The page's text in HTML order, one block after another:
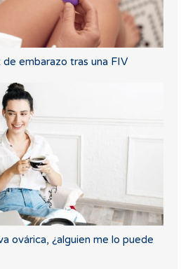
embarazo tras una FIV
ovárica, ¿alguien me lo puede